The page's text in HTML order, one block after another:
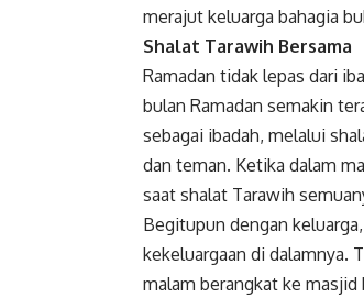
merajut keluarga bahagia
Shalat Tarawih Bersama
Ramadan tidak lepas dari
bulan Ramadan semakin
sebagai ibadah, melalui
dan teman. Ketika dalam
saat shalat Tarawih
Begitupun dengan
kekeluargaan di dalamnya.
malam berangkat ke